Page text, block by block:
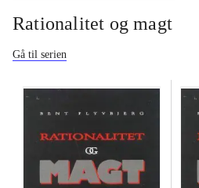
Rationalitet og magt
Gå til serien